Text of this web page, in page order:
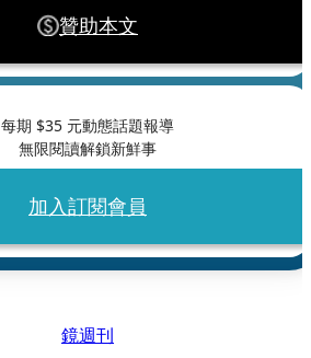
贊助本文
每期 $35 元動態話題報導
無限閱讀解鎖新鮮事
加入訂閱會員
鏡週刊